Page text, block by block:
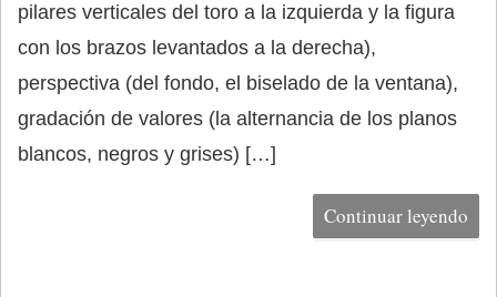
pilares verticales del toro a la izquierda y la figura
con los brazos levantados a la derecha),
perspectiva (del fondo, el biselado de la ventana),
gradación de valores (la alternancia de los planos
blancos, negros y grises) […]
Continuar leyendo